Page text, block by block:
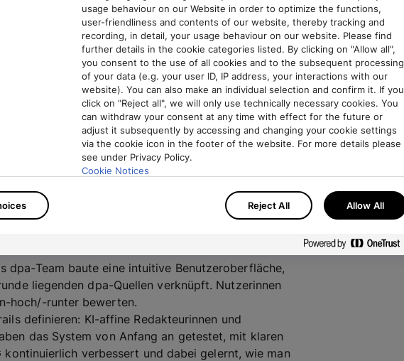
redaktionell und strategisch. In fünf
ein Produkt gemacht:
Nach dem Kick-off-Workshop wurden die
auf Basis von dpa-Daten generiert. Der
das dpa-Archiv bis zurück ins Jahr 2020.
sondern auch das Finetuning: Das System lernte,
dpa umzugehen, zum Beispiel auch mit den eher
bestehen. Und es lernte, was Journalismus
muss: keine Halluzinationen!
Echtzeit-Produkt Digital Wires werden neue
einer Minute – in die Datenbank
oder zurückgezogenen Meldungen haben
dpa-Team baute eine intuitive Benutzeroberfläche,
liegenden dpa-Quellen verknüpft. Nutzerinnen
hoch/-runter bewerten.
definieren: KI-affine Redakteurinnen und
das System von Anfang an getestet, mit klaren
kontinuierlich verbessert und dabei gelernt, wie man
usage behaviour on our Website in order to optimize the functions,
user-friendliness and contents of our website, thereby tracking and
recording, in detail, your usage behaviour on our website. Please find
further details in the cookie categories listed. By clicking on "Allow all",
you consent to the use of all cookies and to the subsequent processing
of your data (e.g. your user ID, IP address, your interactions with our
website). You can also make an individual selection and confirm it. If you
click on "Reject all", we will only use technically necessary cookies. You
can withdraw your consent at any time with effect for the future or
adjust it subsequently by accessing and changing your cookie settings
via the cookie icon in the footer of the website. For more details please
see under Privacy Policy.
Cookie Notices
There you can also adjust or revoke your consent at any time.
Reject All Allow All